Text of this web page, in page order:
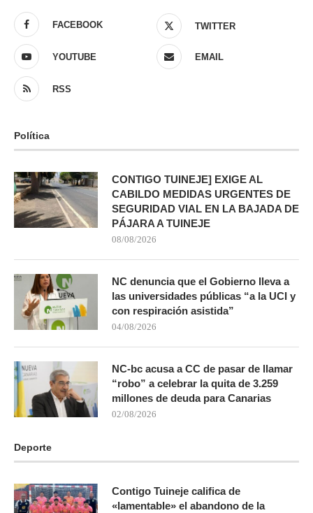
FACEBOOK TWITTER
YOUTUBE EMAIL
RSS
Política
CONTIGO TUINEJE] EXIGE AL
CABILDO MEDIDAS URGENTES DE
SEGURIDAD VIAL EN LA BAJADA DE
PÁJARA A TUINEJE
08/08/2026
NC denuncia que el Gobierno lleva a
las universidades públicas “a la UCI y
con respiración asistida”
04/08/2026
NC-bc acusa a CC de pasar de llamar
“robo” a celebrar la quita de 3.259
millones de deuda para Canarias
02/08/2026
Deporte
Contigo Tuineje califica de
«lamentable» el abandono de la